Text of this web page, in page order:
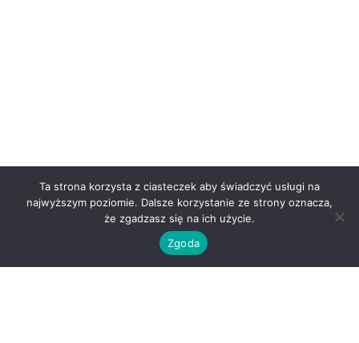
Ta strona korzysta z ciasteczek aby świadczyć usługi na
najwyższym poziomie. Dalsze korzystanie ze strony oznacza,
że zgadzasz się na ich użycie.
Zgoda